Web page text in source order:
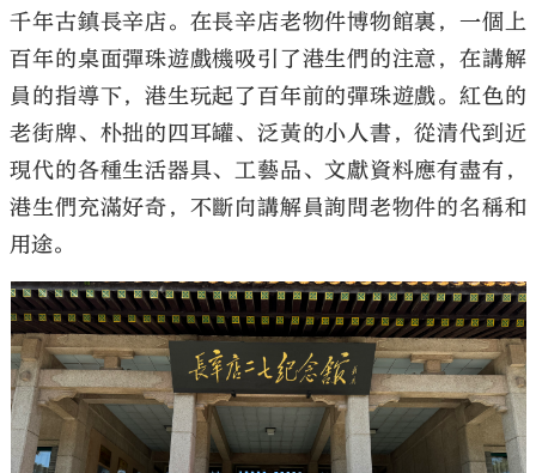
千年古鎮長辛店。在長辛店老物件博物館裏，一個上
百年的桌面彈珠遊戲機吸引了港生們的注意，在講解
員的指導下，港生玩起了百年前的彈珠遊戲。紅色的
老街牌、朴拙的四耳罐、泛黃的小人書，從清代到近
現代的各種生活器具、工藝品、文獻資料應有盡有，
港生們充滿好奇，不斷向講解員詢問老物件的名稱和
用途。